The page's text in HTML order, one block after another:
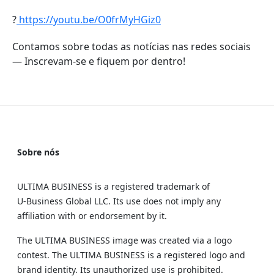
? https://youtu.be/O0frMyHGiz0
Contamos sobre todas as notícias nas redes sociais
— Inscrevam-se e fiquem por dentro!
Sobre nós
ULTIMA BUSINESS is a registered trademark of
U‑Business Global LLC. Its use does not imply any
affiliation with or endorsement by it.
The ULTIMA BUSINESS image was created via a logo
contest. The ULTIMA BUSINESS is a registered logo and
brand identity. Its unauthorized use is prohibited.